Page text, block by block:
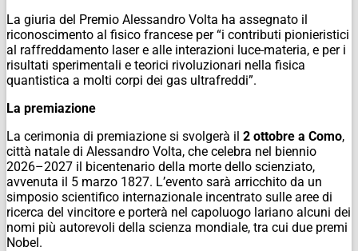
La giuria del Premio Alessandro Volta ha assegnato il
riconoscimento al fisico francese per “i contributi pionieristici
al raffreddamento laser e alle interazioni luce-materia, e per i
risultati sperimentali e teorici rivoluzionari nella fisica
quantistica a molti corpi dei gas ultrafreddi”.
La premiazione
La cerimonia di premiazione si svolgerà il 2 ottobre a Como,
città natale di Alessandro Volta, che celebra nel biennio
2026–2027 il bicentenario della morte dello scienziato,
avvenuta il 5 marzo 1827. L’evento sarà arricchito da un
simposio scientifico internazionale incentrato sulle aree di
ricerca del vincitore e porterà nel capoluogo lariano alcuni dei
nomi più autorevoli della scienza mondiale, tra cui due premi
Nobel.